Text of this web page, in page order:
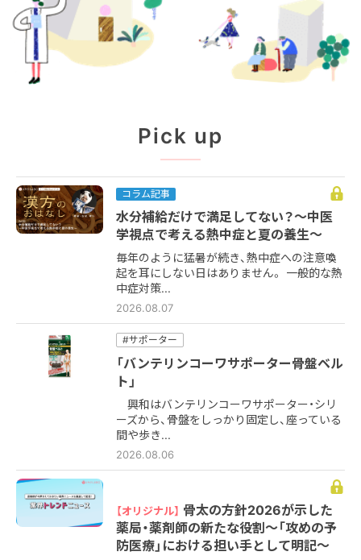
Pick up
コラム記事
水分補給だけで満足してない？～中医
学視点で考える熱中症と夏の養生～
毎年のように猛暑が続き、熱中症への注意喚
起を耳にしない日はありません。 一般的な熱
中症対策...
2026.08.07
#サポーター
「バンテリンコーワサポーター骨盤ベル
ト」
興和はバンテリンコーワサポーター・シリ
ーズから、骨盤をしっかり固定し、座っている
間や歩き...
2026.08.06
【オリジナル】 骨太の方針2026が示した
薬局・薬剤師の新たな役割～「攻めの予
防医療」における担い手として明記～